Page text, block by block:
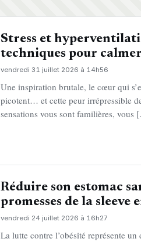
Stress et
techniques pour
vendredi 31 juillet 2026 à 14h56
Une inspiration brutale, le cœur qui
picotent… et cette peur irrépressible
sensations vous sont familières, vous
Réduire son estomac
promesses de la sleeve
vendredi 24 juillet 2026 à 16h27
La lutte contre l’obésité représente